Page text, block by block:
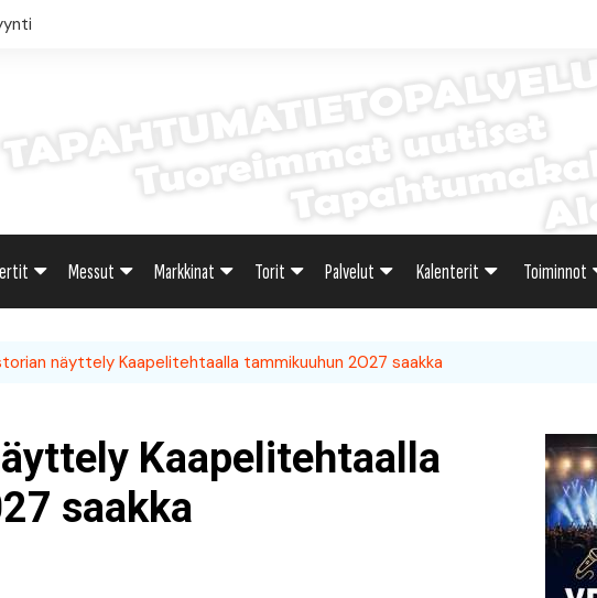
Messut Markkinat Torit Palvelut Kalenterit Toiminnot
Torihaku
Lähetä
näyttely Kaapelitehtaalla tammikuuhun 2027 saakka
Kaapelitehtaalla
saakka